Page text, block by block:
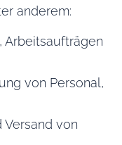
anderem:
Arbeitsaufträgen
von Personal,
von